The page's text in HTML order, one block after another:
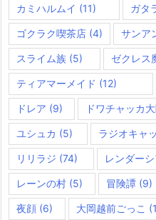
カミハルムイ (11) ガタ
ゴクラク喫茶店 (4) サンア
スライム族 (5) ゼクレス
ティアマーメイド (12)
ドレア (9) ドワチャッカ
ユシュカ (5) ラジオキャ
リリラジ (74) レンダー
レーンの村 (5) 冒険譚(9)
夜顔 (6) 大岡越前ごっこ